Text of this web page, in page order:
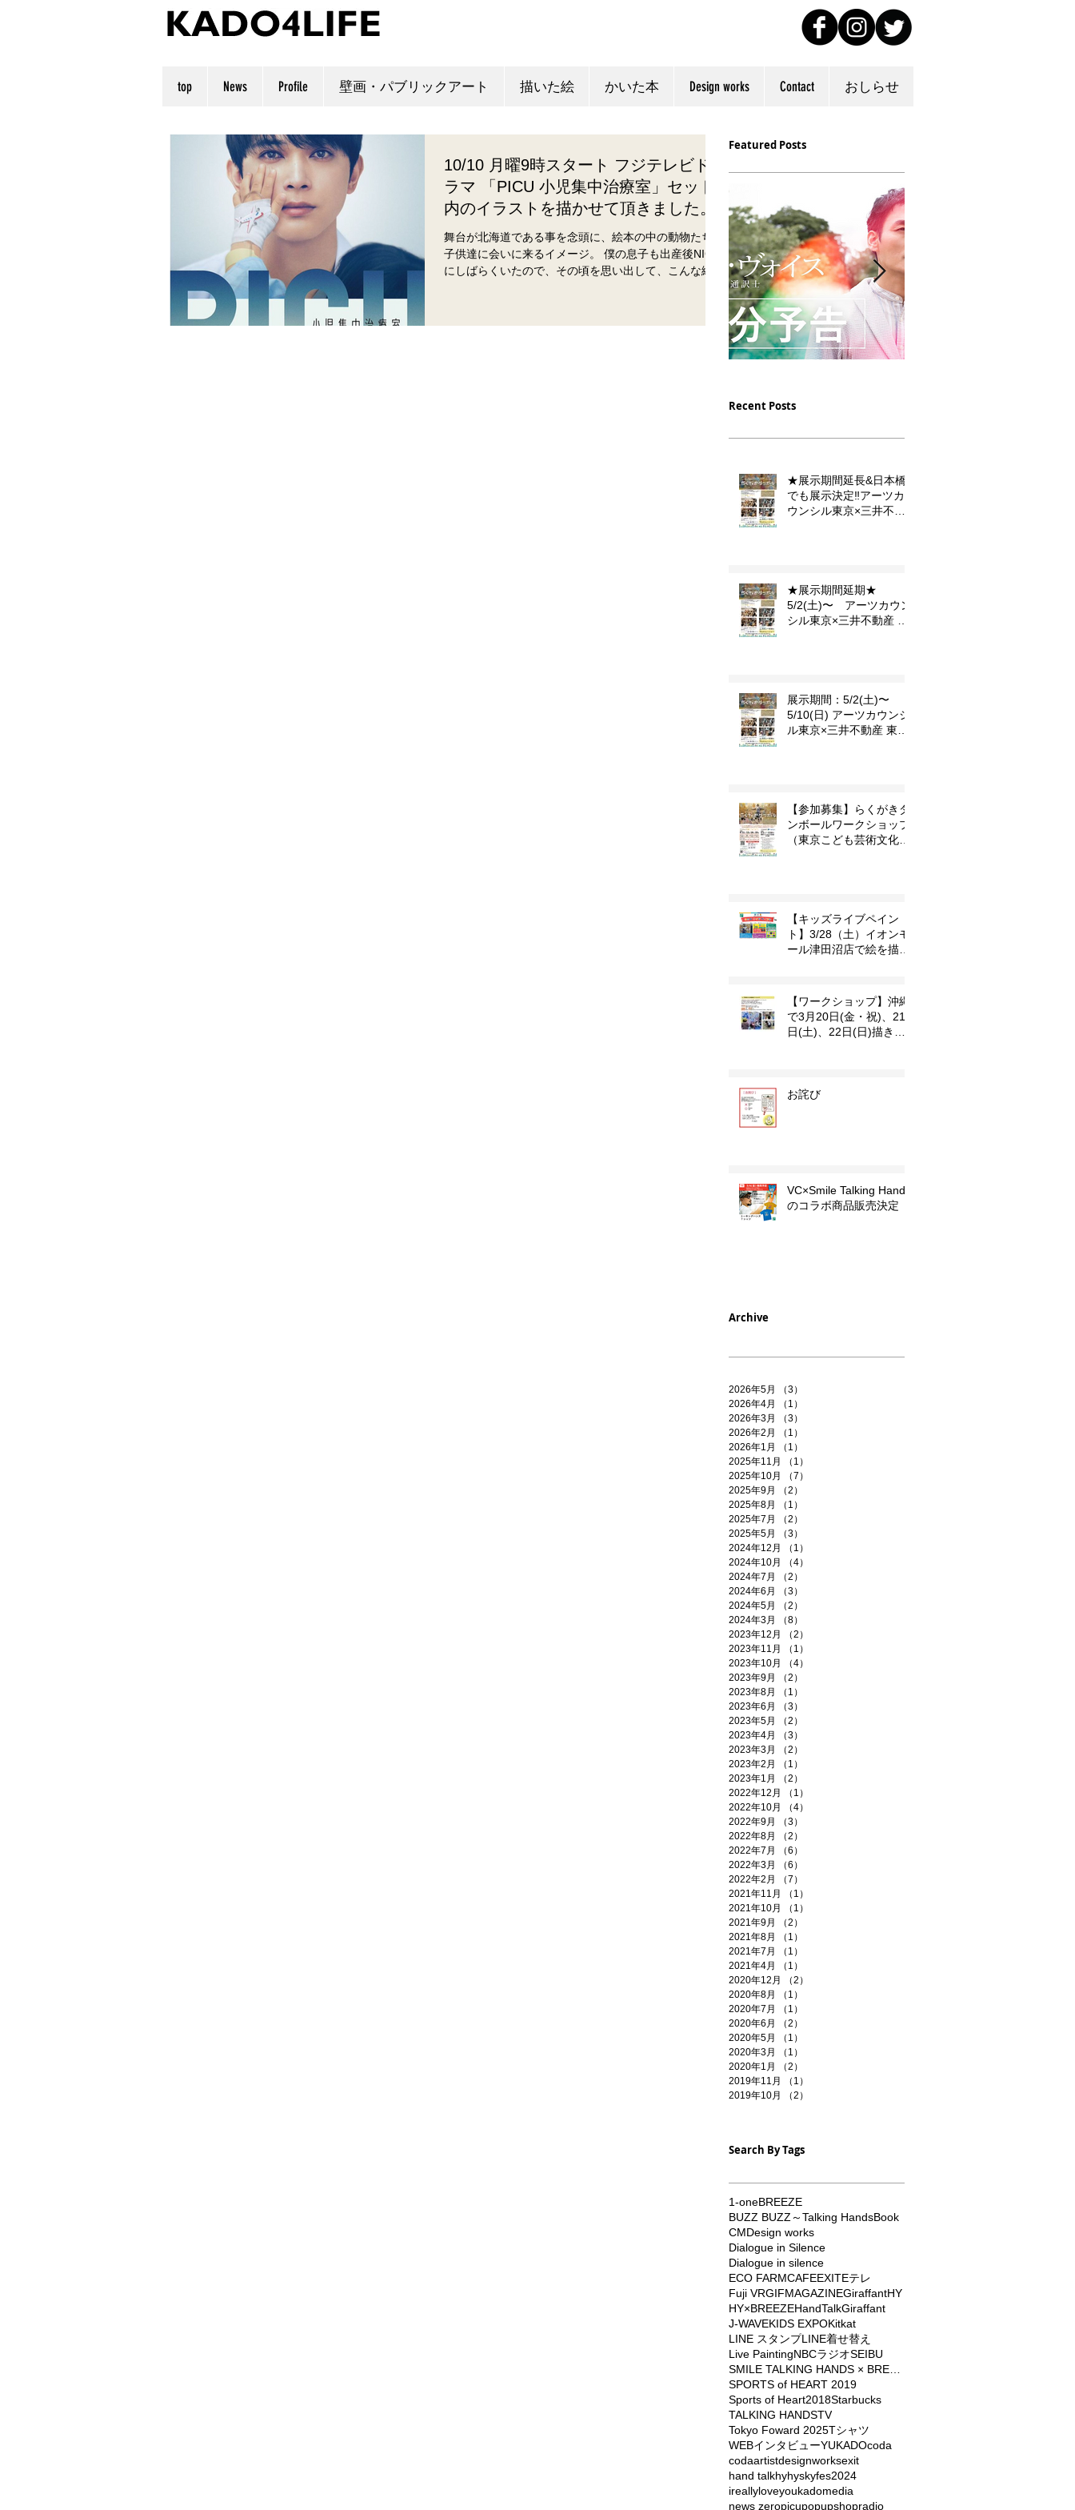
top News Profile 壁画・パブリックアート 描いた絵 かいた本 Design works Contact おしらせ
10/10 月曜9時スタート フジテレビド
ラマ 「PICU 小児集中治療室」セット
内のイラストを描かせて頂きました。
舞台が北海道である事を念頭に、絵本の中の動物たちが
子供達に会いに来るイメージ。 僕の息子も出産後NICU
にしばらくいたので、その頃を思い出して、こんな絵が
Featured Posts
送【デフ・ヴォイス 法廷
彦作品が登場します
Recent Posts
★展示期間延長&日本橋
でも展示決定‼️アーツカ
ウンシル東京×三井不動
★展示期間延期★
5/2(土)〜 アーツカウン
シル東京×三井不動産 東
展示期間：5/2(土)〜
5/10(日) アーツカウンシ
ル東京×三井不動産 東京
【参加募集】らくがきダ
ンボールワークショップ
（東京こども芸術文化プ
【キッズライブペイン
ト】3/28（土）イオンモ
ール津田沼店で絵を描き
【ワークショップ】沖縄
で3月20日(金・祝)、21
日(土)、22日(日)描きま
お詫び
VC×Smile Talking Hands
のコラボ商品販売決定
Archive
2026年5月 （3）
2026年4月
（1）
2026年3月
（3）
2026年2月
（1）
2026年1月
（1）
2025年11月
（1）
2025年10月
（7）
2025年9月
（2）
2025年8月
（1）
2025年7月
（2）
2025年5月
（3）
2024年12月
（1）
2024年10月
（4）
2024年7月
（2）
2024年6月
（3）
2024年5月
（2）
2024年3月
（8）
2023年12月
（2）
2023年11月
（1）
2023年10月
（4）
2023年9月
（2）
2023年8月
（1）
2023年6月
（3）
2023年5月
（2）
2023年4月
（3）
2023年3月
（2）
2023年2月
（1）
2023年1月
（2）
2022年12月
（1）
2022年10月
（4）
2022年9月
（3）
2022年8月
（2）
2022年7月
（6）
2022年3月
（6）
2022年2月
（7）
2021年11月
（1）
2021年10月
（1）
2021年9月
（2）
2021年8月
（1）
2021年7月
（1）
2021年4月
（1）
2020年12月
（2）
2020年8月
（1）
2020年7月
（1）
2020年6月
（2）
2020年5月
（1）
2020年3月
（1）
2020年1月
（2）
2019年11月
（1）
2019年10月
（2）
Search By Tags
1-oneBREEZE
BUZZ BUZZ～Talking HandsBook
CMDesign works
Dialogue in Silence
Dialogue in silence
ECO FARMCAFEEXITEテレ
Fuji VRGIFMAGAZINEGiraffantHY
HY×BREEZEHandTalkGiraffant
J-WAVEKIDS EXPOKitkat
LINE スタンプLINE着せ替え
Live PaintingNBCラジオSEIBU
SPORTS of HEART 2019
Sports of Heart2018Starbucks
TALKING HANDSTV
Tokyo Foward 2025Tシャツ
WEBインタビューYUKADOcoda
codaartistdesignworksexit
hand talkhyhyskyfes2024
ireallyloveyoukadomedia
news zeropicupopupshopradio